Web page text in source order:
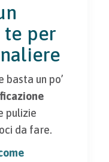
te per
basta un po’
pulizie
da fare.